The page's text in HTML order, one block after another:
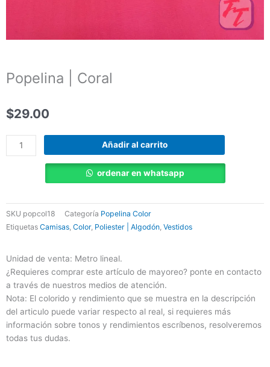
Popelina | Coral
$29.00
Popelina
|
Añadir al carrito
ordenar en whatsapp
SKU popcol18 Categoría Popelina Color
Etiquetas Camisas, Color, Poliester | Algodón, Vestidos
Unidad de venta: Metro lineal.
¿Requieres comprar este artículo de mayoreo? ponte en contacto
a través de nuestros medios de atención.
Nota: El colorido y rendimiento que se muestra en la descripción
del articulo puede variar respecto al real, si requieres más
información sobre tonos y rendimientos escríbenos, resolveremos
todas tus dudas.